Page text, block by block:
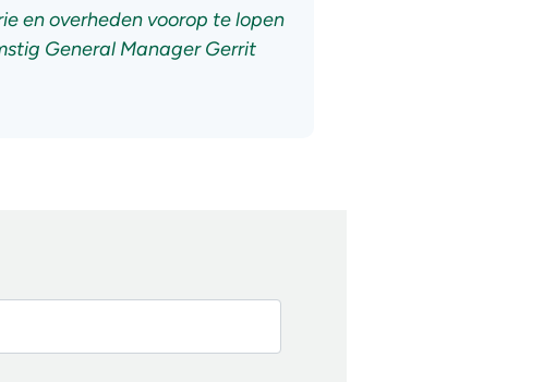
en overheden voorop te lopen
General Manager Gerrit